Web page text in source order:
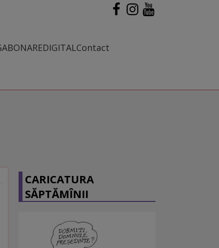
ABONAREDIGITALContact
CARICATURA
SĂPTĂMÎNII